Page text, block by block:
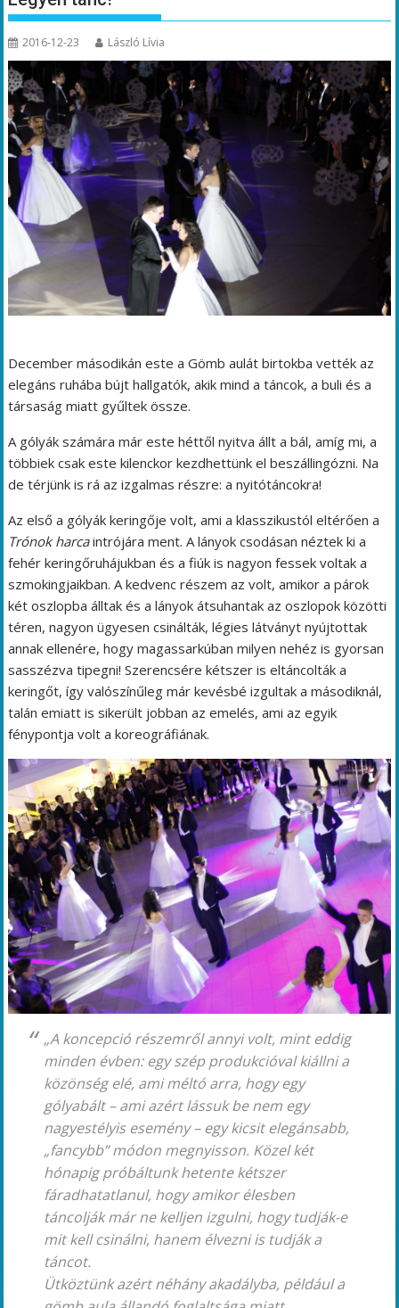
2016-12-23 László Lívia
December másodikán este a Gömb aulát birtokba vették az
elegáns ruhába bújt hallgatók, akik mind a táncok, a buli és a
társaság miatt gyűltek össze.
A gólyák számára már este héttől nyitva állt a bál, amíg mi, a
többiek csak este kilenckor kezdhettünk el beszállingózni. Na
de térjünk is rá az izgalmas részre: a nyitótáncokra!
Az első a gólyák keringője volt, ami a klasszikustól eltérően a
Trónok harcaintrójára ment. A lányok csodásan néztek ki a
fehér keringőruhájukban és a fiúk is nagyon fessek voltak a
szmokingjaikban. A kedvenc részem az volt, amikor a párok
két oszlopba álltak és a lányok átsuhantak az oszlopok közötti
téren, nagyon ügyesen csinálták, légies látványt nyújtottak
annak ellenére, hogy magassarkúban milyen nehéz is gyorsan
sasszézva tipegni! Szerencsére kétszer is eltáncolták a
keringőt, így valószínűleg már kevésbé izgultak a másodiknál,
talán emiatt is sikerült jobban az emelés, ami az egyik
fénypontja volt a koreográfiának.
„A koncepció részemről annyi volt, mint eddig
minden évben: egy szép produkcióval kiállni a
közönség elé, ami méltó arra, hogy egy
gólyabált – ami azért lássuk be nem egy
nagyestélyis esemény – egy kicsit elegánsabb,
„fancybb” módon megnyisson. Közel két
hónapig próbáltunk hetente kétszer
fáradhatatlanul, hogy amikor élesben
táncolják már ne kelljen izgulni, hogy tudják-e
mit kell csinálni, hanem élvezni is tudják a
táncot.
Ütköztünk azért néhány akadályba, például a